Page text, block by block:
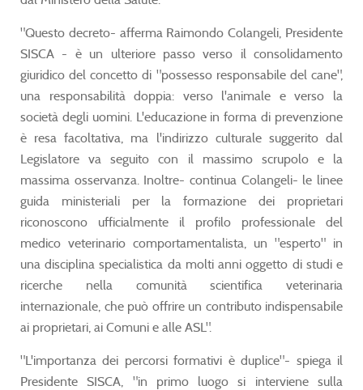
"Questo decreto- afferma Raimondo Colangeli, Presidente
SISCA - è un ulteriore passo verso il consolidamento
giuridico del concetto di "possesso responsabile del cane",
una responsabilità doppia: verso l'animale e verso la
società degli uomini. L'educazione in forma di prevenzione
è resa facoltativa, ma l'indirizzo culturale suggerito dal
Legislatore va seguito con il massimo scrupolo e la
massima osservanza. Inoltre- continua Colangeli- le linee
guida ministeriali per la formazione dei proprietari
riconoscono ufficialmente il profilo professionale del
medico veterinario comportamentalista, un "esperto" in
una disciplina specialistica da molti anni oggetto di studi e
ricerche nella comunità scientifica veterinaria
internazionale, che può offrire un contributo indispensabile
ai proprietari, ai Comuni e alle ASL".
"L'importanza dei percorsi formativi è duplice"- spiega il
Presidente SISCA, "in primo luogo si interviene sulla